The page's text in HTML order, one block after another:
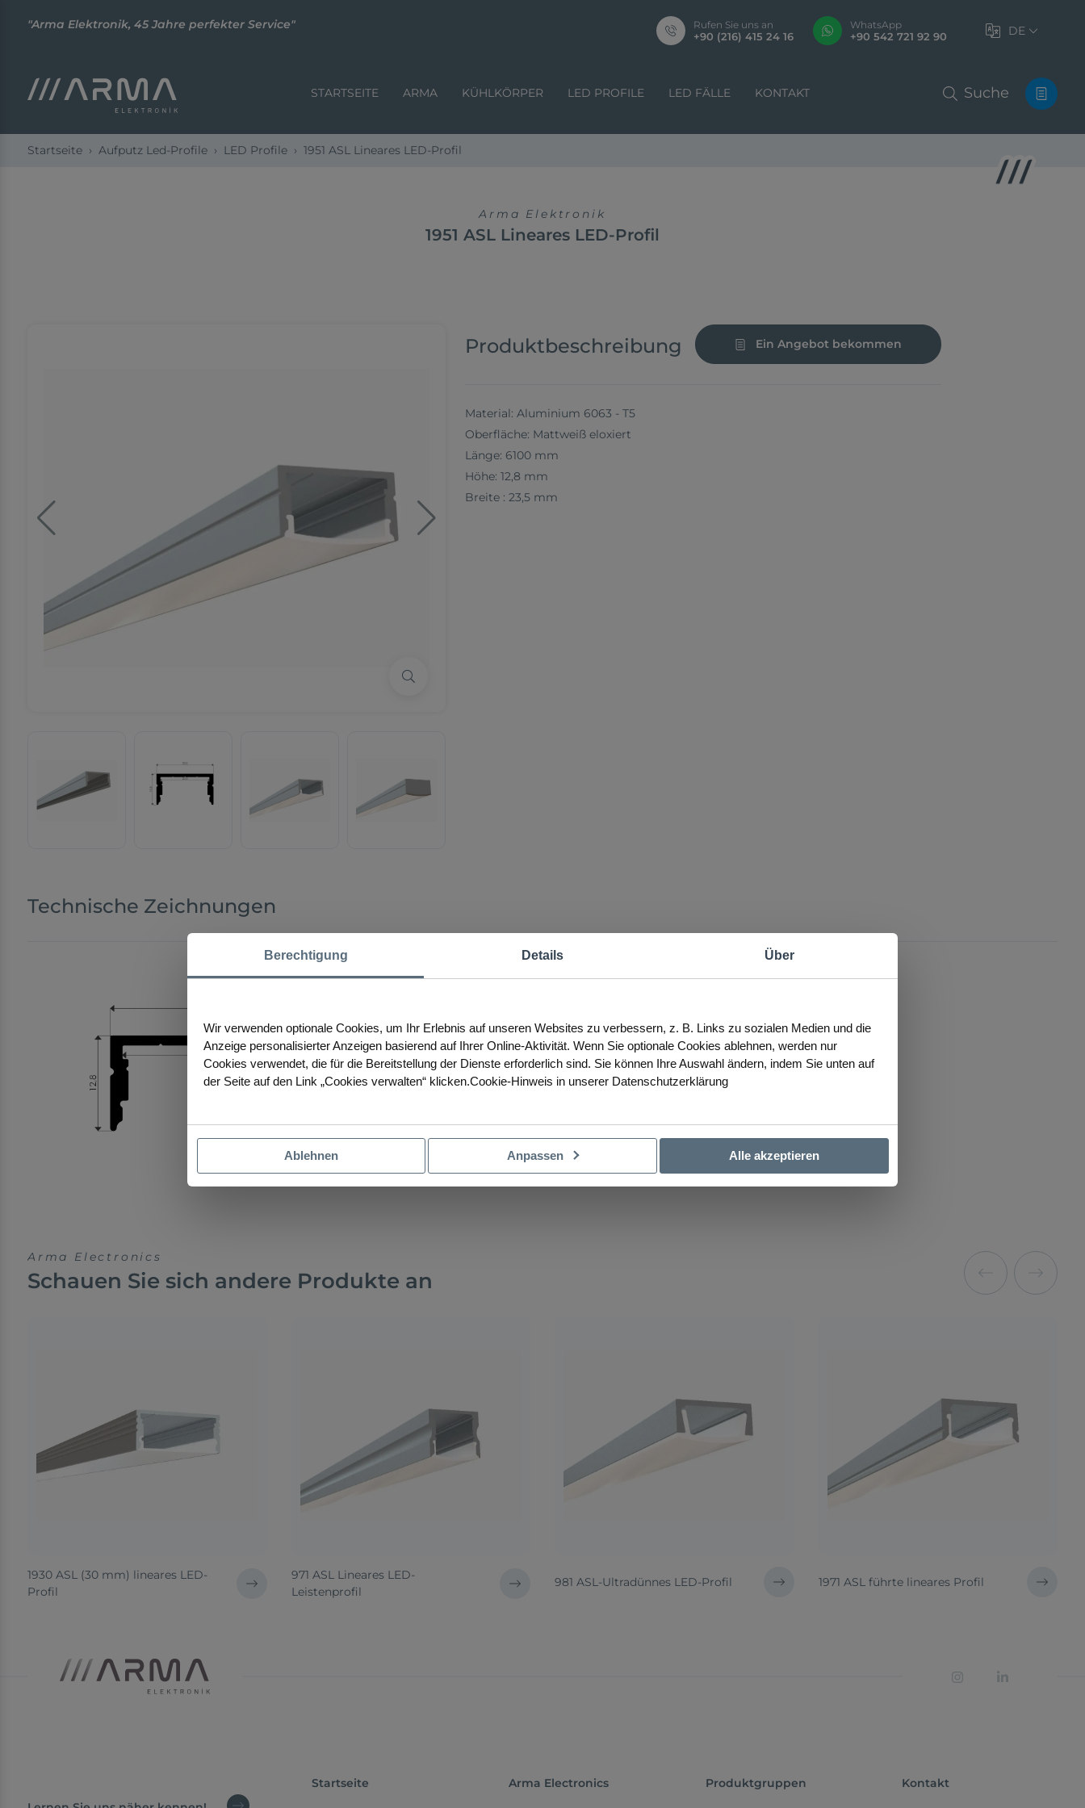
"Arma Elektronik, 45 Jahre perfekter Service" Rufen Sie uns an
+90 (216) 415 24 16
WhatsApp
+90 542 721 92 90 DE
STARTSEITE ARMA KÜHLKÖRPER LED PROFILE LED FÄLLE KONTAKT Suche
Startseite Aufputz Led-Profile LED Profile 1951 ASL Lineares LED-Profil
Arma Elektronik
1951 ASL Lineares LED-Profil
Produktbeschreibung Ein Angebot bekommen
Material: Aluminium 6063 - T5
Oberfläche: Mattweiß eloxiert
Länge: 6100 mm
Höhe: 12,8 mm
Breite : 23,5 mm
Technische Zeichnungen
Arma Electronics
Schauen Sie sich andere Produkte an
1930 ASL (30 mm) lineares LED-
Profil
971 ASL Lineares LED-
Leistenprofil
981 ASL-Ultradünnes LED-Profil 1971 ASL führte lineares Profil
Startseite Arma Electronics Produktgruppen Kontakt
Berechtigung Details Über
Wir verwenden optionale Cookies, um Ihr Erlebnis auf unseren Websites zu verbessern, z. B. Links zu sozialen Medien und die
Anzeige personalisierter Anzeigen basierend auf Ihrer Online-Aktivität. Wenn Sie optionale Cookies ablehnen, werden nur
Cookies verwendet, die für die Bereitstellung der Dienste erforderlich sind. Sie können Ihre Auswahl ändern, indem Sie unten auf
der Seite auf den Link „Cookies verwalten“ klicken.Cookie-Hinweis in unserer Datenschutzerklärung
Ablehnen Anpassen Alle akzeptieren